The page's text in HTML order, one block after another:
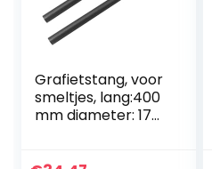
Grafietstang, voor
smeltjes, lang:400
mm diameter: 17